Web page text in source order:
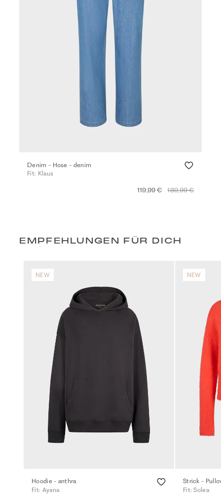
Denim - Hose - denim
Fit: Klaus
119,99 € 189,99 €
EMPFEHLUNGEN FÜR DICH
NEW
Hoodie - anthra
Fit: Ayana
NEW
Strick -
Fit: Solea